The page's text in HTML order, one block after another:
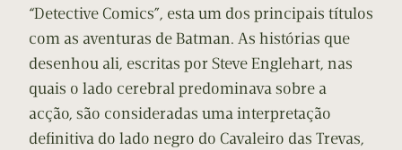
“Detective Comics”, esta um dos principais títulos
com as aventuras de Batman. As histórias que
desenhou ali, escritas por Steve Englehart, nas
quais o lado cerebral predominava sobre a
acção, são consideradas uma interpretação
definitiva do lado negro do Cavaleiro das Trevas,